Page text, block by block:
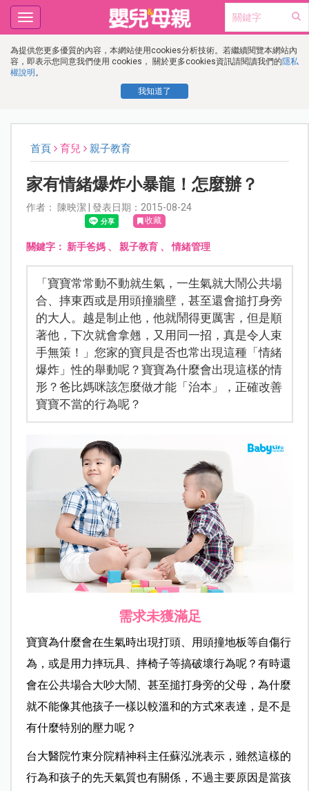
為提供您更多優質的內容，本網站使用cookies分析技術。若繼續閱覽本網站內
容，即表示您同意我們使用 cookies， 關於更多cookies資訊請閱讀我們的隱私
權說明 。
我知道了
Toggle
navigation
首頁 育兒 親子教育
家有情緒爆炸小暴龍！怎麼辦？
作者： 陳映潔 | 發表日期：2015-08-24
收藏
關鍵字： 新手爸媽、 親子教育、情緒管理
「寶寶常常動不動就生氣，一生氣就大鬧公共場
合、摔東西或是用頭撞牆壁，甚至還會搥打身旁
的大人。越是制止他，他就鬧得更厲害，但是順
著他，下次就會拿翹，又用同一招，真是令人束
手無策！」您家的寶貝是否也常出現這種「情緒
爆炸」性的舉動呢？寶寶為什麼會出現這樣的情
形？爸比媽咪該怎麼做才能「治本」，正確改善
寶寶不當的行為呢？
需求未獲滿足
寶寶為什麼會在生氣時出現打頭、用頭撞地板等自傷行
為，或是用力摔玩具、摔椅子等搞破壞行為呢？有時還
會在公共場合大吵大鬧、甚至搥打身旁的父母，為什麼
就不能像其他孩子一樣以較溫和的方式來表達，是不是
有什麼特別的壓力呢？
台大醫院竹東分院精神科主任蘇泓洸表示，雖然這樣的
行為和孩子的先天氣質也有關係，不過主要原因是當孩